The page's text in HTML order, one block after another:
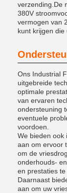
verzending.De
380V
vermogen van
kunt krijgen die
Ons Industrial
uitgebreide
optimale
van ervaren
ondersteuning
eventuele
voordoen.
We bieden ook
aan om ervoor
om de
onderhouds-
en prestaties te
Daarnaast
aan om uw